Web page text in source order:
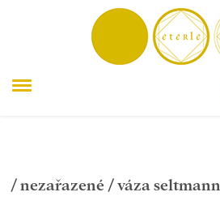
/ nezařazené / váza seltmann